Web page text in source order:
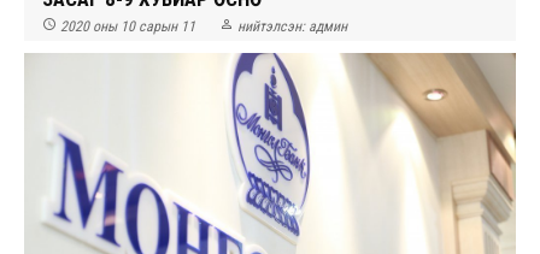
 2020 оны 10 сарын 11  нийтэлсэн: админ